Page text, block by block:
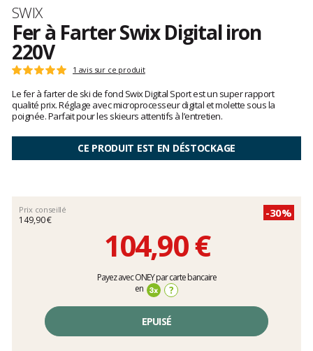
Marque
SWIX
Fer à Farter Swix Digital iron
220V
Les
clients
Note
:
5
sur
5
1 avis sur ce produit
Le fer à farter de ski de fond Swix Digital Sport est un super rapport
qualité prix. Réglage avec microprocesseur digital et molette sous la
poignée. Parfait pour les skieurs attentifs à l’entretien.
CE PRODUIT EST EN DÉSTOCKAGE
Prix conseillé
149,90 €
-30%
104,90 €
Payez avec ONEY par carte bancaire
en
?
EPUISÉ